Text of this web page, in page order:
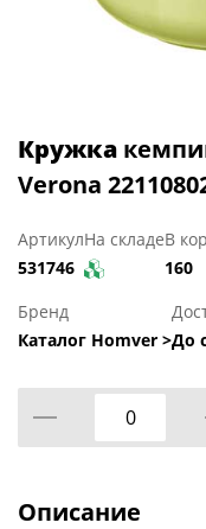
Кружка
Verona
Артикул
531746
На складеВ
160
Бренд
Каталог Homver >До
Описание